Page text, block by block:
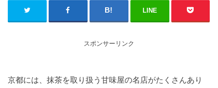
LINE
スポンサーリンク
京都には、抹茶を取り扱う甘味屋の名店がたくさんあり